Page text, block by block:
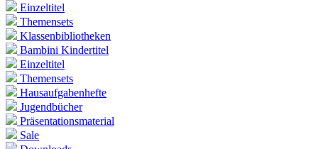
Einzeltitel
Themensets
Klassenbibliotheken
Bambini Kindertitel
Einzeltitel
Themensets
Hausaufgabenhefte
Jugendbücher
Präsentationsmaterial
Sale